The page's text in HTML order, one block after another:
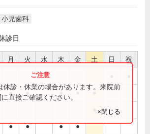
小児歯科
診日
月 火 水 木 金 土 日 祝
● ● ● ● ●
● ● ● ●
休診・休業の場合があります。来院前
直接ご確認ください。
×閉じる